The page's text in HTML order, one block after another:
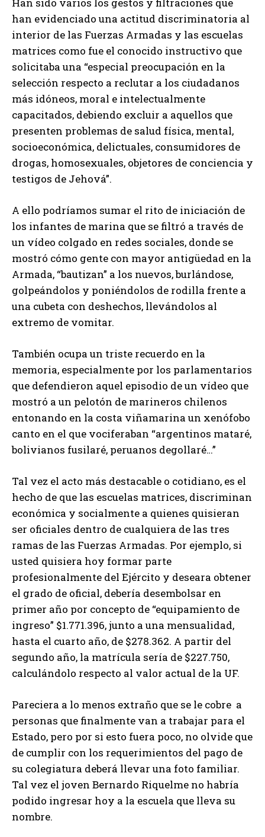
han evidenciado una actitud discriminatoria al
interior de las Fuerzas Armadas y las escuelas
matrices como fue el conocido instructivo que
solicitaba una “especial preocupación en la
selección respecto a reclutar a los ciudadanos
más idóneos, moral e intelectualmente
capacitados, debiendo excluir a aquellos que
presenten problemas de salud física, mental,
socioeconómica, delictuales, consumidores de
drogas, homosexuales, objetores de conciencia y
testigos de Jehová”.
A ello podríamos sumar el rito de iniciación de
los infantes de marina que se filtró a través de
un vídeo colgado en redes sociales, donde se
mostró cómo gente con mayor antigüedad en la
Armada, “bautizan” a los nuevos, burlándose,
golpeándolos y poniéndolos de rodilla frente a
una cubeta con deshechos, llevándolos al
extremo de vomitar.
También ocupa un triste recuerdo en la
memoria, especialmente por los parlamentarios
que defendieron aquel episodio de un vídeo que
mostró a un pelotón de marineros chilenos
entonando en la costa viñamarina un xenófobo
canto en el que vociferaban “argentinos mataré,
bolivianos fusilaré, peruanos degollaré…”
Tal vez el acto más destacable o cotidiano, es el
hecho de que las escuelas matrices, discriminan
económica y socialmente a quienes quisieran
ser oficiales dentro de cualquiera de las tres
ramas de las Fuerzas Armadas. Por ejemplo, si
usted quisiera hoy formar parte
profesionalmente del Ejército y deseara obtener
el grado de oficial, debería desembolsar en
primer año por concepto de “equipamiento de
ingreso” $1.771.396, junto a una mensualidad,
hasta el cuarto año, de $278.362. A partir del
segundo año, la matrícula sería de $227.750,
calculándolo respecto al valor actual de la UF.
Pareciera a lo menos extraño que se le cobre a
personas que finalmente van a trabajar para el
Estado, pero por si esto fuera poco, no olvide que
de cumplir con los requerimientos del pago de
su colegiatura deberá llevar una foto familiar.
Tal vez el joven Bernardo Riquelme no habría
podido ingresar hoy a la escuela que lleva su
nombre.